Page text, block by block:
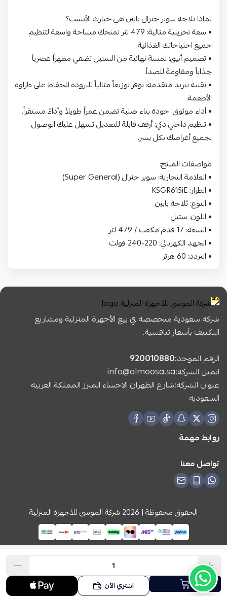
اشتري الآن
لماذا ثلاجة سوبر جنرال بابين هي خيارك الأنسب؟
• سعة تخزينية مثالية: 479 لتر تمنحك مساحة واسعة لتنظيم
جميع احتياجاتك الغذائية.
• تصميم أنيق: لمسة نهائية من الستيل تضفي مظهراً عصرياً
جذاباً ومقاومة للصدأ.
• تقنية تبريد متقدمة: توفر توزيعاً مثالياً للبرودة للحفاظ على طراوة
الأطعمة.
• أداء موثوق: جودة بناء صلبة تضمن عمراً طويلاً وأداءً مستقراً.
• تنظيم داخلي ذكي: أرفف قابلة للتعديل تسهل عليك الوصول
لجميع أغراضك بكل يسر.
مواصفات المنتج:
• العلامة التجارية: سوبر جنرال (Super General)
• الطراز: KSGR615iE
• النوع: ثلاجة بابين
• اللون: ستيل
• السعة: 17 قدم مكعب / 479 لتر
• الجهد الكهربائي: 220-240 فولت
• التردد: 60 هرتز
شركة سعودية متخصصة في بيع الأجهزة المنزلية ومشاريع
التكييف بأسعار تنافسية.
الرقم الموحد:920010880
ايميل الشركة:info@almoosa.sa
عنوان الشركة:شارع الظهران الاحساء المبرز المملكة العربيه
السعوديه
روابط مهمة
تواصل معنا
الحقوق محفوظة | 2026 شركة الموسى للأجهزة المنزلية